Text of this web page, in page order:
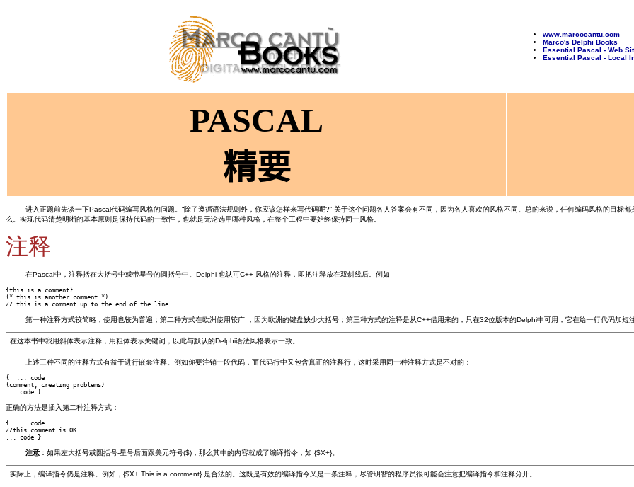
www.marcocantu.com
Marco's Delphi Books
Essential Pascal - Web
Essential Pascal - Local
PASCAL
精要
进入正题前先谈一下Pascal代码编写风格的问题。“除了遵循语法规则外，你应该怎样来写代码呢?” 关于这个问题各人答案会有不同，因为各人喜欢的风格不同。总的来说，任何编码风格的目标
么。实现代码清楚明晰的基本原则是保持代码的一致性，也就是无论选用哪种风格，在整个工程中要始终保持同一风格。
注释
在Pascal中，注释括在大括号中或带星号的圆括号中。Delphi 也认可C++ 风格的注释，即把注释放在双斜线后。例如
{this is a comment}
(* this is another comment *)
第一种注释方式较简略，使用也较为普遍；第二种方式在欧洲使用较广 ，因为欧洲的键盘缺少大括号；第三种方式的注释是从C++借用来的，只在32位版本的Delphi中可用，它在给一行代码加短
在这本书中我用斜体表示注释，用粗体表示关键词，以此与默认的Delphi语法风格表示一致。
上述三种不同的注释方式有益于进行嵌套注释。例如你要注销一段代码，而代码行中又包含真正的注释行，这时采用同一种注释方式是不对的：
{  ... code
{comment, creating problems}
正确的方法是插入第二种注释方式：
{  ... code
//this comment is OK
注意 ：如果左大括号或圆括号-星号后面跟美元符号($)，那么其中的内容就成了编译指令，如 {$X+}。
实际上，编译指令仍是注释。例如，{$X+ This is a comment} 是合法的。这既是有效的编译指令又是一条注释，尽管明智的程序员很可能会注意把编译指令和注释分开。